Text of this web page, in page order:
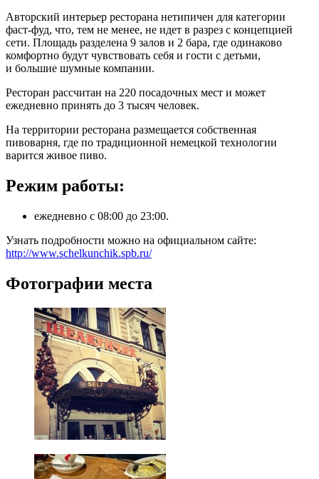
Авторский интерьер ресторана нетипичен для категории
фаст-фуд, что, тем не менее, не идет в разрез с концепцией
сети. Площадь разделена 9 залов и 2 бара, где одинаково
комфортно будут чувствовать себя и гости с детьми,
и большие шумные компании.
Ресторан рассчитан на 220 посадочных мест и может
ежедневно принять до 3 тысяч человек.
На территории ресторана размещается собственная
пивоварня, где по традиционной немецкой технологии
варится живое пиво.
Режим работы:
ежедневно с 08:00 до 23:00.
Узнать подробности можно на официальном сайте:
http://www.schelkunchik.spb.ru/
Фотографии места